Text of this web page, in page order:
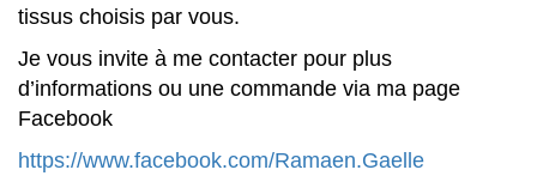
tissus choisis par vous.
Je vous invite à me contacter pour plus
d’informations ou une commande via ma page
Facebook
https://www.facebook.com/Ramaen.Gaelle